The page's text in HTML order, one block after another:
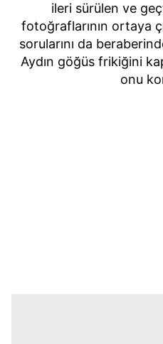
ileri sürülen ve
fotoğraflarının ortaya
sorularını da
Aydın göğüs frikiğini
onu